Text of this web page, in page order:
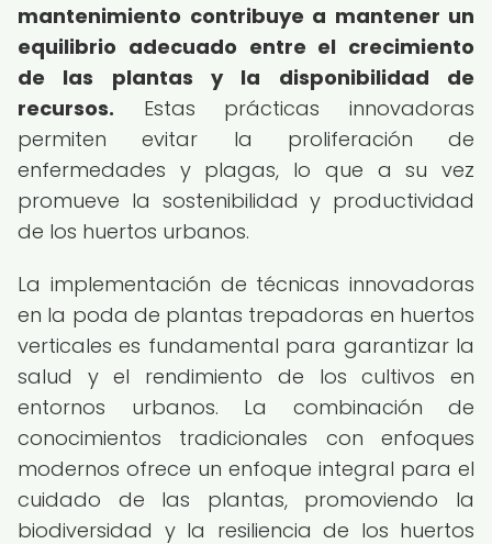
mantenimiento contribuye a mantener un
equilibrio adecuado entre el crecimiento
de las plantas y la disponibilidad de
recursos. Estas prácticas innovadoras
permiten evitar la proliferación de
enfermedades y plagas, lo que a su vez
promueve la sostenibilidad y productividad
de los huertos urbanos.
La implementación de técnicas innovadoras
en la poda de plantas trepadoras en huertos
verticales es fundamental para garantizar la
salud y el rendimiento de los cultivos en
entornos urbanos. La combinación de
conocimientos tradicionales con enfoques
modernos ofrece un enfoque integral para el
cuidado de las plantas, promoviendo la
biodiversidad y la resiliencia de los huertos